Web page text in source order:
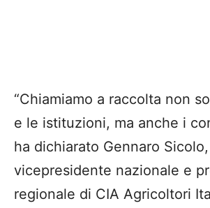
“Chiamiamo a raccolta non
e le istituzioni, ma anche i
ha dichiarato Gennaro Sicolo,
vicepresidente nazionale e
regionale di CIA Agricoltori